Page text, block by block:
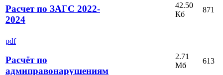
Расчет по ЗАГС 2022-
2024
42.50
Кб
871
pdf
Расчёт по
адмиправонарушениям
2.71
Мб
613